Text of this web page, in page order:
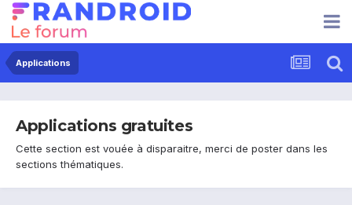
Applications
Applications gratuites
Cette section est vouée à disparaitre, merci de poster dans les
sections thématiques.